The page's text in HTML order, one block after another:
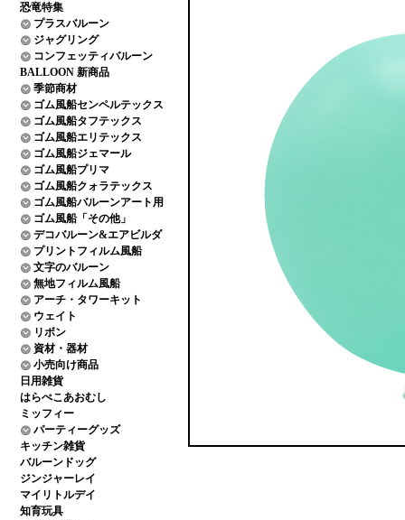
恐竜特集
プラスバルーン
ジャグリング
コンフェッティバルーン
BALLOON 新商品
季節商材
ゴム風船センペルテックス
ゴム風船タフテックス
ゴム風船エリテックス
ゴム風船ジェマール
ゴム風船プリマ
ゴム風船クォラテックス
ゴム風船バルーンアート用
ゴム風船「その他」
デコバルーン&エアビルダ
プリントフィルム風船
文字のバルーン
無地フィルム風船
アーチ・タワーキット
ウェイト
リボン
資材・器材
小売向け商品
日用雑貨
はらぺこあおむし
ミッフィー
パーティーグッズ
キッチン雑貨
バルーンドッグ
ジンジャーレイ
マイリトルデイ
知育玩具